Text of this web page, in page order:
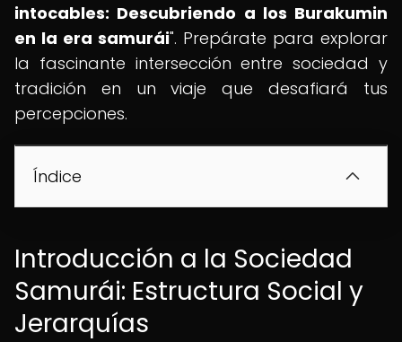
intocables: Descubriendo a los Burakumin
en la era samurái". Prepárate para explorar
la fascinante intersección entre sociedad y
tradición en un viaje que desafiará tus
percepciones.
Índice
Introducción a la Sociedad
Samurái: Estructura Social y
Jerarquías